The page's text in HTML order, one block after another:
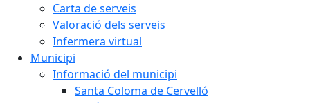
Carta de serveis
Valoració dels serveis
Infermera virtual
Municipi
Informació del municipi
Santa Coloma de Cervelló